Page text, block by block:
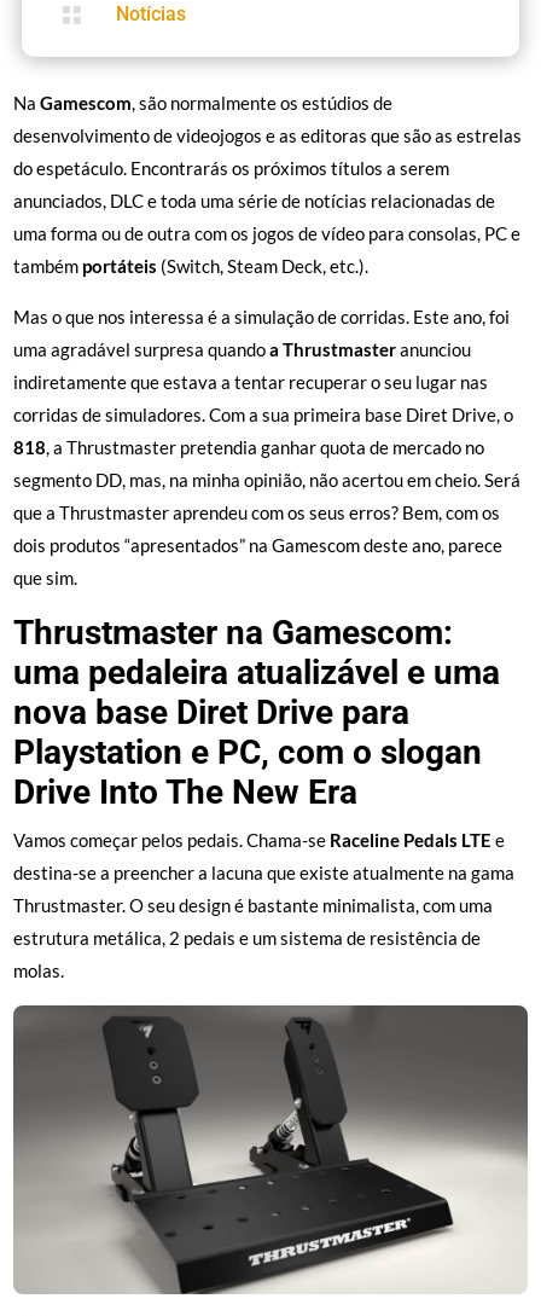
 Notícias
NaGamescom, são normalmente os estúdios de
desenvolvimento de videojogos e as editoras que são as estrelas
do espetáculo. Encontrarás os próximos títulos a serem
anunciados, DLC e toda uma série de notícias relacionadas de
uma forma ou de outra com os jogos de vídeo para consolas, PC e
também portáteis (Switch, Steam Deck, etc.).
Mas o que nos interessa é a simulação de corridas. Este ano, foi
uma agradável surpresa quandoa Thrustmasteranunciou
indiretamente que estava a tentar recuperar o seu lugar nas
corridas de simuladores. Com a sua primeira base Diret Drive, o
818, a Thrustmaster pretendia ganhar quota de mercado no
segmento DD, mas, na minha opinião, não acertou em cheio. Será
que a Thrustmaster aprendeu com os seus erros? Bem, com os
dois produtos “apresentados” na Gamescom deste ano, parece
que sim.
Thrustmaster na Gamescom:
uma pedaleira atualizável e uma
nova base Diret Drive para
Playstation e PC, com o slogan
Drive Into The New Era
Vamos começar pelos pedais. Chama-se Raceline Pedals LTE e
destina-se a preencher a lacuna que existe atualmente na gama
Thrustmaster. O seu design é bastante minimalista, com uma
estrutura metálica, 2 pedais e um sistema de resistência de
molas.